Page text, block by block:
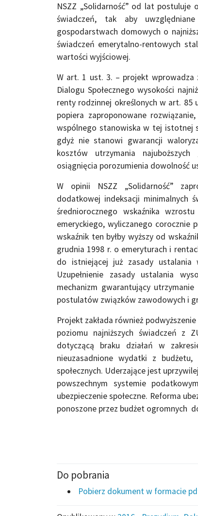
NSZZ „Solidarność” od lat postuluje
świadczeń, tak aby
gospodarstwach domowych o
świadczeń emerytalno-rentowych
wartości wyjściowej.
W art. 1 ust. 3. – projekt wprowadza
Dialogu Społecznego wysokości
renty rodzinnej określonych w art. 85
popiera zaproponowane
wspólnego stanowiska w tej istotnej
gdyż nie stanowi gwarancji
kosztów utrzymania
osiągnięcia porozumienia dowolność
W opinii NSZZ „Solidarność”
dodatkowej indeksacji minimalnych
średniorocznego wskaźnika
emeryckiego, wyliczanego corocznie
wskaźnik ten byłby wyższy od
grudnia 1998 r. o emeryturach i
do istniejącej już zasady ustalania
Uzupełnienie zasady ustalania
mechanizm gwarantujący
postulatów związków zawodowych i
Projekt zakłada również
poziomu najniższych świadczeń z
dotyczącą braku działań w
nieuzasadnione wydatki z
społecznych. Uderzające jest
powszechnym systemie
ubezpieczenie społeczne. Reforma
ponoszone przez budżet ogromnych
Do pobrania
Pobierz dokument w formacie